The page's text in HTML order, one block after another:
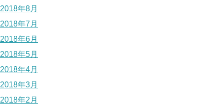
2018年8月
2018年7月
2018年6月
2018年5月
2018年4月
2018年3月
2018年2月